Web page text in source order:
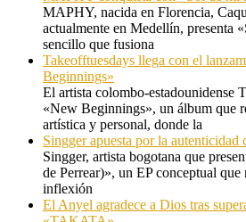
MAPHY, nacida en Florencia,
actualmente en Medellín, presenta
sencillo que fusiona
Takeofftuesdays llega con el
Beginnings»
El artista colombo-estadounidense
«New Beginnings», un álbum que
artística y personal, donde la
Singger apuesta por la
Singger, artista bogotana que
de Perrear)», un EP conceptual
inflexión
El Anyel agradece a Dios tras